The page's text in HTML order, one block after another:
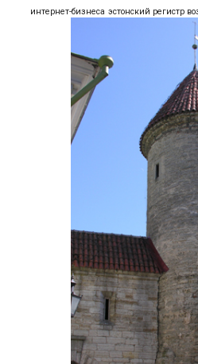
интернет-бизнеса эстонский регистр